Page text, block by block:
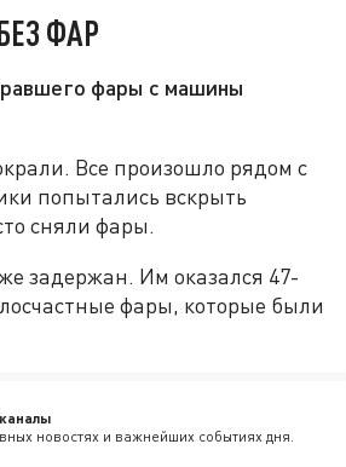
ФАР
фары с машины
Все произошло рядом с
попытались вскрыть
сняли фары.
задержан. Им оказался 47-
фары, которые были
новостях и важнейших событиях дня.